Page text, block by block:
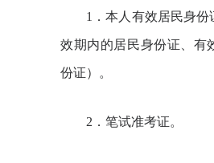
1 ．本人有效居民身
效期内的居民身份证、有
份证）。
2 ．笔试准考证。